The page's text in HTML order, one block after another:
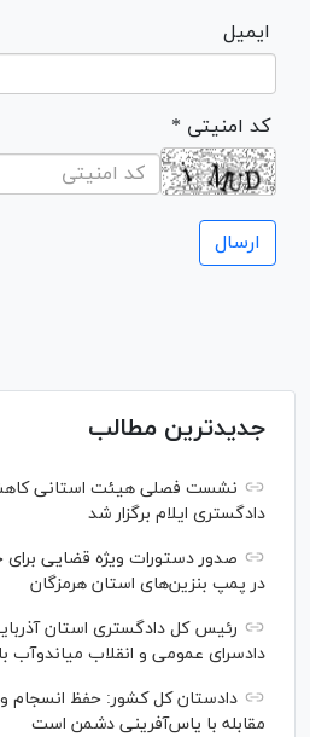
ایمیل
* کد امنیتی
جدیدترین مطالب
نشست فصلی هیئت استانی
دادگستری ایلام برگزار شد
صدور دستورات ویژه قضایی
در پمپ بنزین‌های استان هرمزگان
رئیس کل دادگستری استان
دادسرای عمومی و انقلاب میاندوآب
دادستان کل کشور: حفظ انسجام
مقابله با یاس‌آفرینی دشمن است